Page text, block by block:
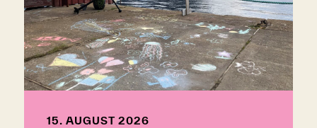
15. AUGUST 2026